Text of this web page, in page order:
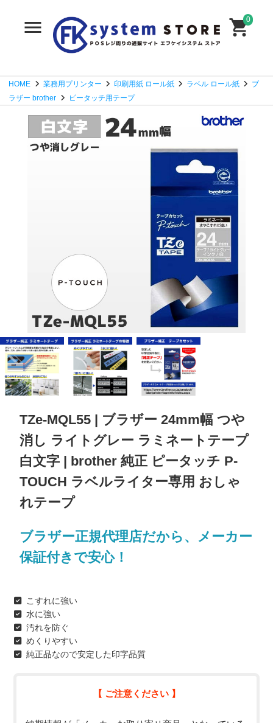
0
HOME 業務用プリンター 印刷用紙 ロール紙 ラベル ロール紙
ブ
ラザー brother
ピータッチ用テープ
TZe-MQL55 | ブラザー 24mm幅 つや
消し ライトグレー ラミネートテープ
白文字 | brother 純正 ピータッチ P-
TOUCH ラベルライター専用 おしゃ
れテープ
ブラザー正規代理店だから、メーカー
保証付きで安心！
こすれに強い
水に強い
汚れを防ぐ
めくりやすい
純正品なので安定した印字品質
【 ご注意ください 】